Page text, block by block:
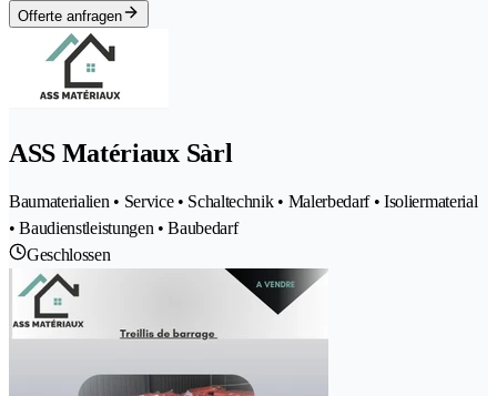
Offerte anfragen
ASS Matériaux Sàrl
Baumaterialien • Service • Schaltechnik • Malerbedarf • Isoliermaterial
• Baudienstleistungen • Baubedarf
Geschlossen